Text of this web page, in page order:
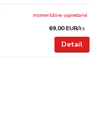
69,00 EUR/ks
momentálne vypredané
Detail